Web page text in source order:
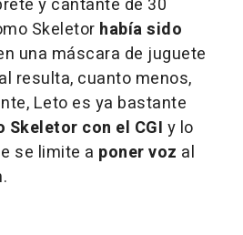
Skeletor había sido
una máscara de juguete
resulta, cuanto menos,
Leto es ya bastante
con el CGI y lo
se limite a poner voz al